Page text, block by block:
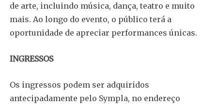
de arte, incluindo música, dança, teatro e muito
mais. Ao longo do evento, o público terá a
oportunidade de apreciar performances únicas.
INGRESSOS
Os ingressos podem ser adquiridos
antecipadamente pelo Sympla, no endereço